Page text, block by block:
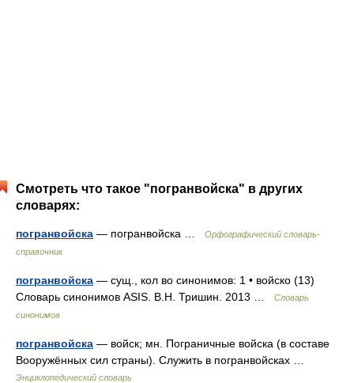
Смотреть что такое "погранвойска" в других
словарях:
погранвойска — погранвойска …
Орфографический словарь-
справочник
погранвойска — сущ., кол во синонимов: 1 • войско (13)
Словарь синонимов ASIS. В.Н. Тришин. 2013 …
Словарь
синонимов
погранвойска — войск; мн. Пограничные войска (в составе
Вооружённых сил страны). Служить в погранвойсках …
Энциклопедический словарь